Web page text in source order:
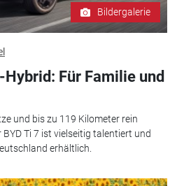
Bildergalerie
Für Familie und
und bis zu 119 Kilometer rein
Ti 7 ist vielseitig talentiert und
erhältlich.